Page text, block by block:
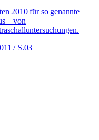
2010 für so genannte
– von
/ S.03